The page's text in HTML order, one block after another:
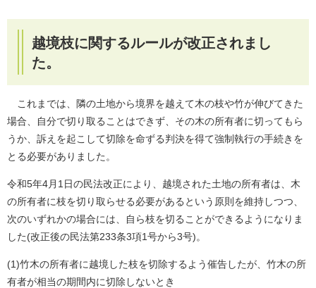
越境枝に関するルールが改正されまし
た。
これまでは、隣の土地から境界を越えて木の枝や竹が伸びてきた
場合、自分で切り取ることはできず、その木の所有者に切ってもら
うか、訴えを起こして切除を命ずる判決を得て強制執行の手続きを
とる必要がありました。
令和5年4月1日の民法改正により、越境された土地の所有者は、木
の所有者に枝を切り取らせる必要があるという原則を維持しつつ、
次のいずれかの場合には、自ら枝を切ることができるようになりま
した(改正後の民法第233条3項1号から3号)。
(1)竹木の所有者に越境した枝を切除するよう催告したが、竹木の所
有者が相当の期間内に切除しないとき